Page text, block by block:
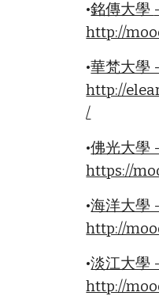
•銘傳大學 -
http://
•華梵大學 -
http://
/
•佛光大學 -
https://
•海洋大學 -
http://
•淡江大學 -
http://